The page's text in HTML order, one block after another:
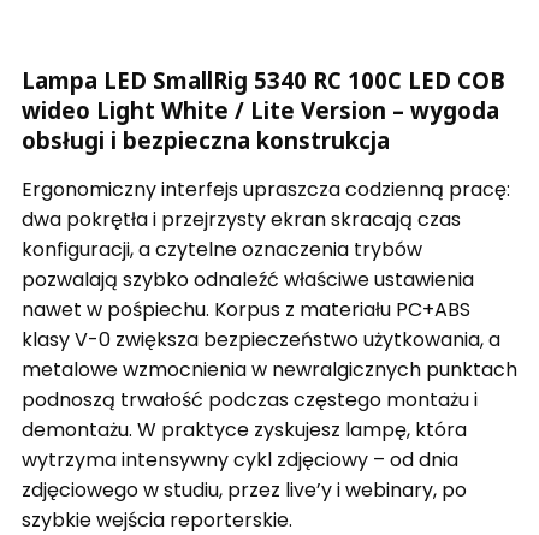
Lampa LED SmallRig 5340 RC 100C LED COB
wideo Light White / Lite Version – wygoda
obsługi i bezpieczna konstrukcja
Ergonomiczny interfejs upraszcza codzienną pracę:
dwa pokrętła i przejrzysty ekran skracają czas
konfiguracji, a czytelne oznaczenia trybów
pozwalają szybko odnaleźć właściwe ustawienia
nawet w pośpiechu. Korpus z materiału PC+ABS
klasy V-0 zwiększa bezpieczeństwo użytkowania, a
metalowe wzmocnienia w newralgicznych punktach
podnoszą trwałość podczas częstego montażu i
demontażu. W praktyce zyskujesz lampę, która
wytrzyma intensywny cykl zdjęciowy – od dnia
zdjęciowego w studiu, przez live’y i webinary, po
szybkie wejścia reporterskie.